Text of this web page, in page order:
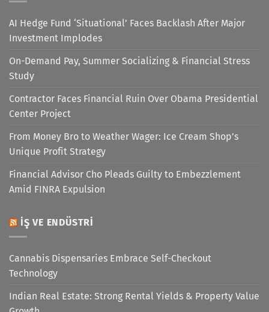
AI Hedge Fund ‘Situational’ Faces Backlash After Major
Investment Implodes
On-Demand Pay, Summer Socializing & Financial Stress
Study
Contractor Faces Financial Ruin Over Obama Presidential
Center Project
From Money Bro to Weather Wager: Ice Cream Shop’s
Unique Profit Strategy
Financial Advisor Cho Pleads Guilty to Embezzlement
Amid FINRA Expulsion
İŞ VE ENDÜSTRI
Cannabis Dispensaries Embrace Self-Checkout
Technology
Indian Real Estate: Strong Rental Yields & Property Value